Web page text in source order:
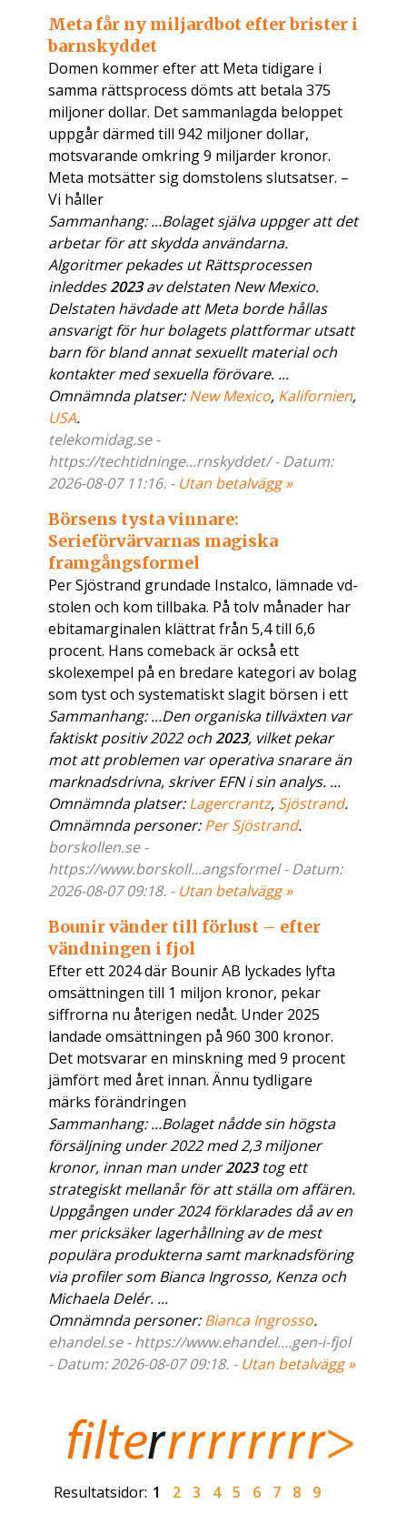
Meta får ny miljardbot efter brister i
barnskyddet
Domen kommer efter att Meta tidigare i
samma rättsprocess dömts att betala 375
miljoner dollar. Det sammanlagda beloppet
uppgår därmed till 942 miljoner dollar,
motsvarande omkring 9 miljarder kronor.
Meta motsätter sig domstolens slutsatser. –
Vi håller
Sammanhang: ...Bolaget själva uppger att det
arbetar för att skydda användarna.
Algoritmer pekades ut Rättsprocessen
inleddes2023av delstaten New Mexico.
Delstaten hävdade att Meta borde hållas
ansvarigt för hur bolagets plattformar utsatt
barn för bland annat sexuellt material och
kontakter med sexuella förövare. ...
Omnämnda platser:New Mexico, Kalifornien,
USA.
telekomidag.se -
https://techtidninge...rnskyddet/ - Datum:
2026-08-07 11:16. - Utan betalvägg »
Börsens tysta vinnare:
Serieförvärvarnas magiska
framgångsformel
Per Sjöstrand grundade Instalco, lämnade vd-
stolen och kom tillbaka. På tolv månader har
ebitamarginalen klättrat från 5,4 till 6,6
procent. Hans comeback är också ett
skolexempel på en bredare kategori av bolag
som tyst och systematiskt slagit börsen i ett
Sammanhang: ...Den organiska tillväxten var
faktiskt positiv 2022 och2023, vilket pekar
mot att problemen var operativa snarare än
marknadsdrivna, skriver EFN i sin analys. ...
Omnämnda platser:Lagercrantz, Sjöstrand.
Omnämnda personer:Per Sjöstrand.
borskollen.se -
https://www.borskoll...angsformel - Datum:
2026-08-07 09:18. - Utan betalvägg »
Bounir vänder till förlust – efter
vändningen i fjol
Efter ett 2024 där Bounir AB lyckades lyfta
omsättningen till 1 miljon kronor, pekar
siffrorna nu återigen nedåt. Under 2025
landade omsättningen på 960 300 kronor.
Det motsvarar en minskning med 9 procent
jämfört med året innan. Ännu tydligare
märks förändringen
Sammanhang: ...Bolaget nådde sin högsta
försäljning under 2022 med 2,3 miljoner
kronor, innan man under2023tog ett
strategiskt mellanår för att ställa om affären.
Uppgången under 2024 förklarades då av en
mer pricksäker lagerhållning av de mest
populära produkterna samt marknadsföring
via profiler som Bianca Ingrosso, Kenza och
Michaela Delér. ...
Omnämnda personer:Bianca Ingrosso.
ehandel.se - https://www.ehandel....gen-i-fjol
- Datum: 2026-08-07 09:18. - Utan betalvägg »
Resultatsidor: 1 2 3 4 5 6 7 8 9